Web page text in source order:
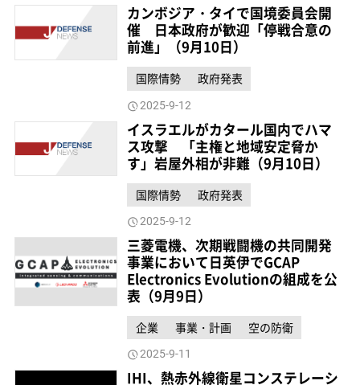
カンボジア・タイで国境委員会開
催 日本政府が歓迎「停戦合意の
前進」（9月10日）
国際情勢 政府発表
2025-9-12
イスラエルがカタール国内でハマ
ス攻撃 「主権と地域安定脅か
す」岩屋外相が非難（9月10日）
国際情勢 政府発表
2025-9-12
三菱電機、次期戦闘機の共同開発
事業において日英伊でGCAP
Electronics Evolutionの組成を公
表（9月9日）
企業 事業・計画 空の防衛
2025-9-11
IHI、熱赤外線衛星コンステレーシ